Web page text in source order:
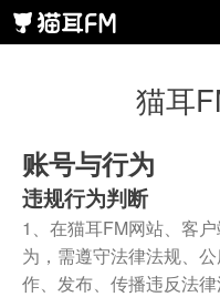
猫耳
账号与行为
违规行为判断
1、在猫耳FM网站、客
为，需遵守法律法规、
作、发布、传播违反法